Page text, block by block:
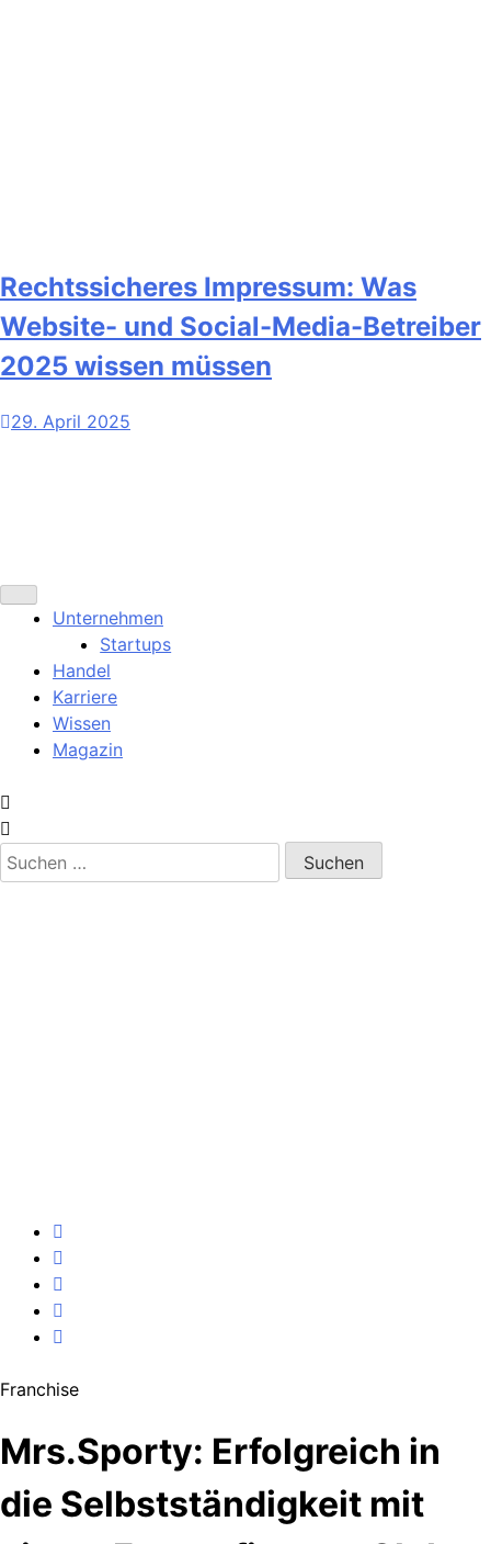
Rechtssicheres Impressum: Was
Website- und Social-Media-Betreiber
2025 wissen müssen
29. April 2025
Unternehmen
Startups
Handel
Karriere
Wissen
Magazin
Suchen
nach:
Franchise
Mrs.Sporty: Erfolgreich in
die Selbstständigkeit mit